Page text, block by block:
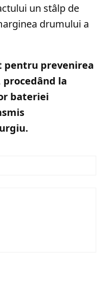
un stâlp de
drumului a
pentru prevenirea
la
bateriei